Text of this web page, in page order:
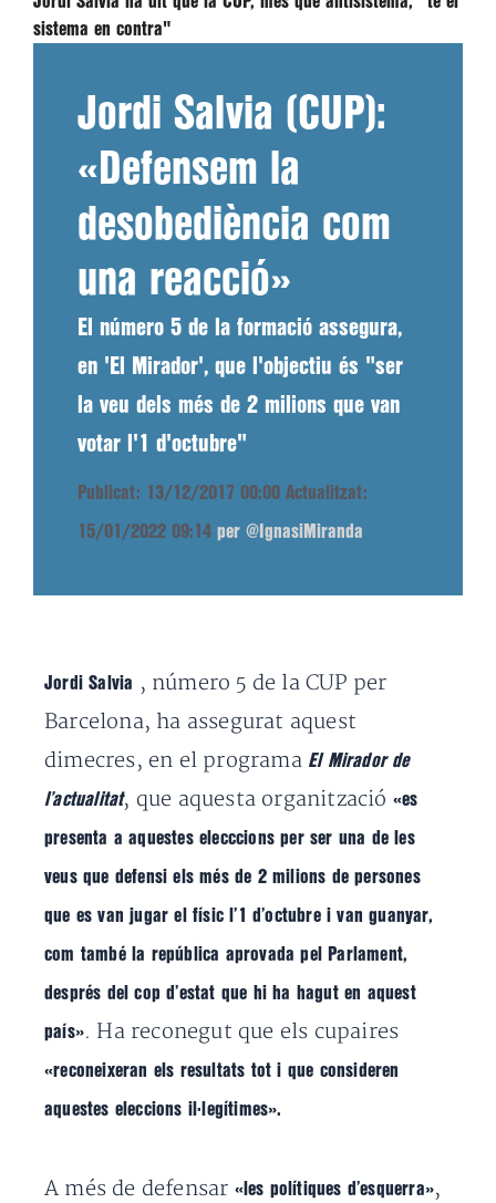
sistema en contra"
Jordi Salvia (CUP):
«Defensem la
desobediència com
una reacció»
El número 5 de la formació assegura,
en 'El Mirador', que l'objectiu és "ser
la veu dels més de 2 milions que van
votar l'1 d'octubre"
Publicat: 13/12/2017 00:00 Actualitzat:
15/01/2022 09:14 per @IgnasiMiranda
Jordi Salvia , número 5 de la CUP per
Barcelona, ha assegurat aquest
dimecres, en el programa El Mirador de
l’actualitat, que aquesta organització «es
presenta a aquestes elecccions per ser una de les
veus que defensi els més de 2 milions de persones
que es van jugar el físic l’1 d’octubre i van guanyar,
com també la república aprovada pel Parlament,
després del cop d’estat que hi ha hagut en aquest
país». Ha reconegut que els cupaires
«reconeixeran els resultats tot i que consideren
aquestes eleccions il·legítimes».
A més de defensar «les polítiques d’esquerra»,